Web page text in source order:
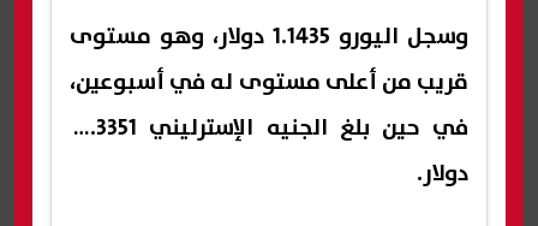
وسجل اليورو 1.1435 دولار، وهو ⁠مستوى
قريب من أعلى مستوى له في أسبوعين،
​في حين بلغ الجنيه الإسترليني 1.3351 ​
دولار.